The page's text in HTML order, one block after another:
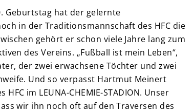
Geburtstag hat der gelernte
in der Traditionsmannschaft des HFC die
gehört er schon viele Jahre lang zum
des Vereins. „Fußball ist mein Leben“,
der zwei erwachsene Töchter und zwei
Und so verpasst Hartmut Meinert
im LEUNA-CHEMIE-STADION. Unser
wir ihn noch oft auf den Traversen des